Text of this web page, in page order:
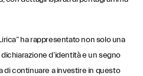
ha rappresentato non solo una
d’identità e un segno
di continuare a investire in questo